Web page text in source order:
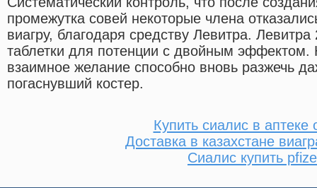
промежутка совей некоторые члена
виагру, благодаря средству Левитра.
таблетки для потенции с двойным эффектом.
взаимное желание способно вновь разжечь
погаснувший костер.
Купить сиалис в аптеке
Доставка в казахстане
Сиалис купить